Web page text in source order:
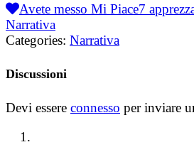
Avete messo Mi Piace7
Narrativa
Categories: Narrativa
Discussioni
Devi essere connesso per inviare